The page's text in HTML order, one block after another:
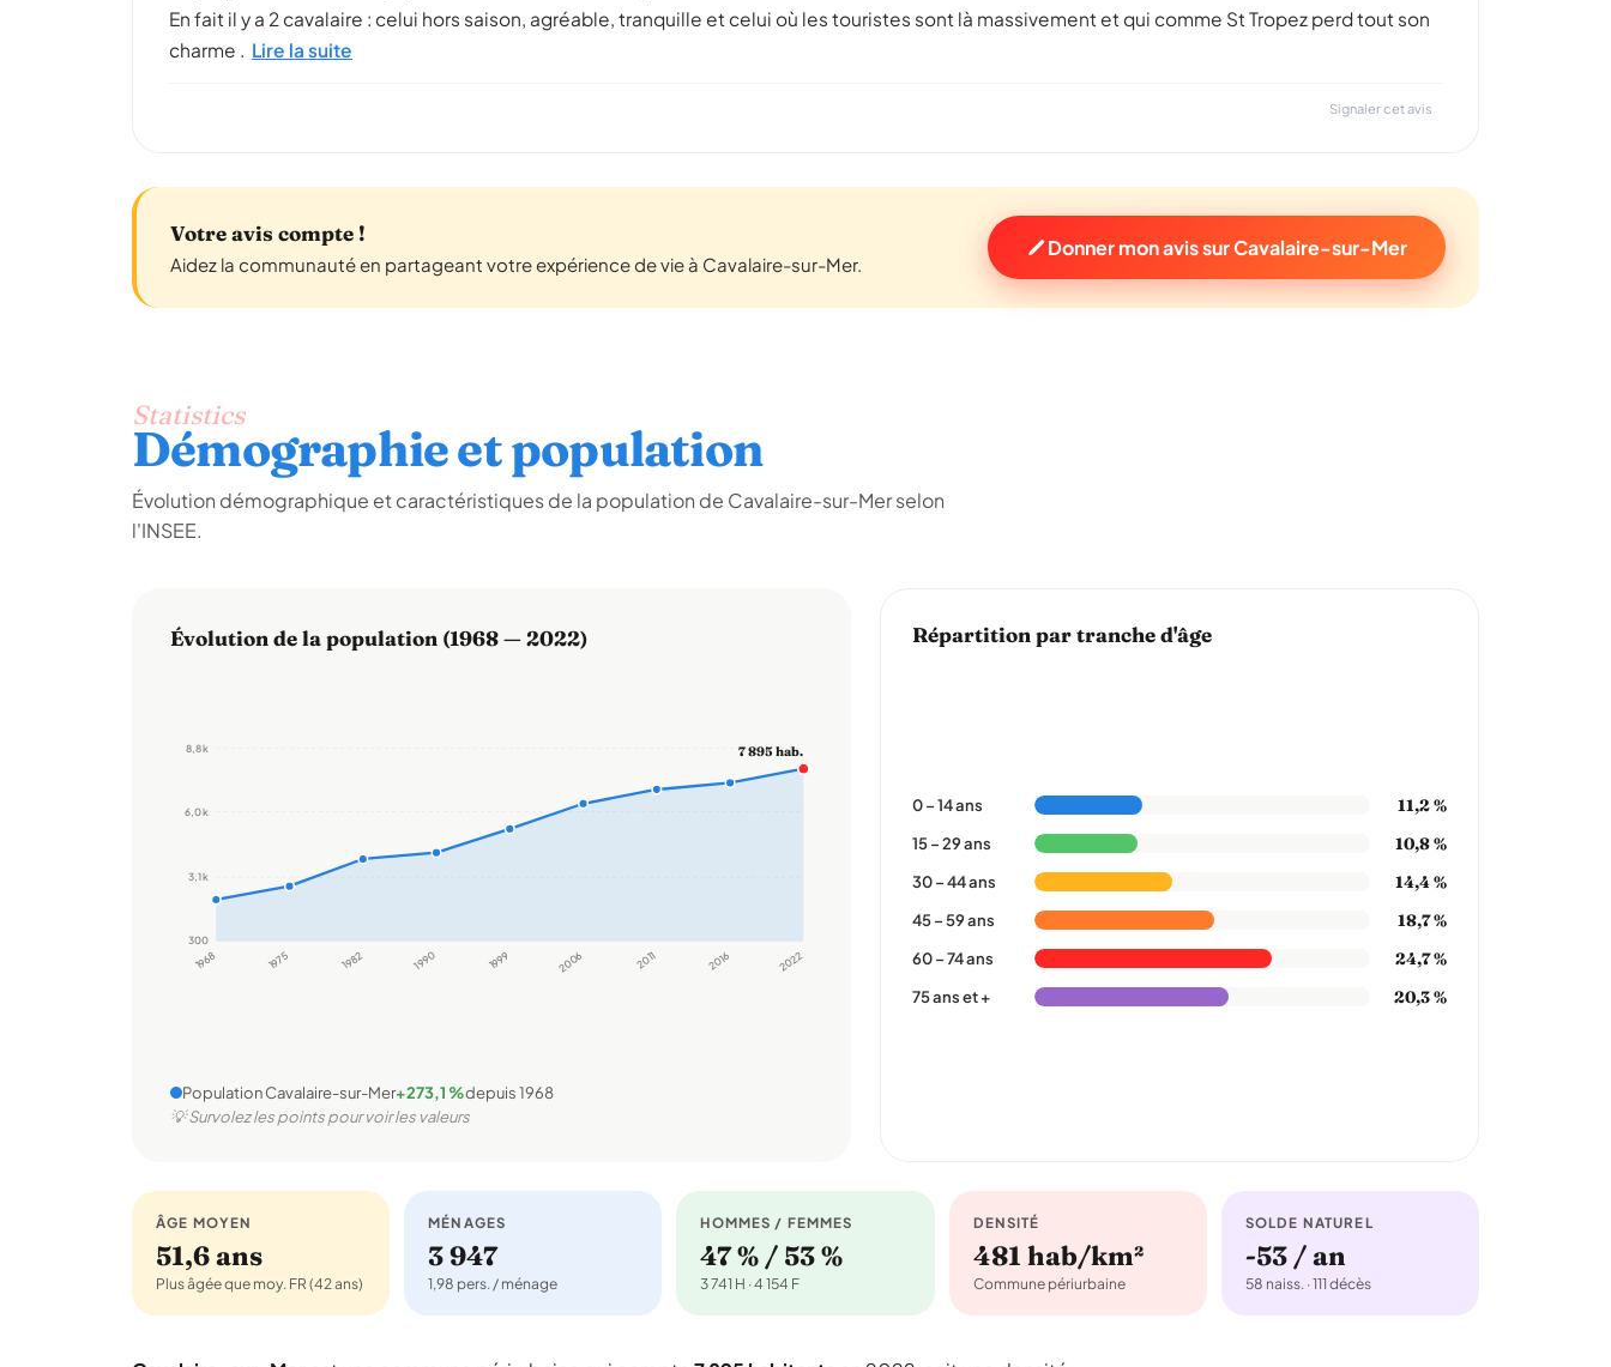
En fait il y a 2 cavalaire : celui hors saison, agréable, tranquille et celui où les touristes sont là massivement et qui comme St Tropez perd tout son
charme . Lire la suite
Signaler cet avis
Votre avis compte !
Aidez la communauté en partageant votre expérience de vie à Cavalaire-sur-Mer.
Donner mon avis sur Cavalaire-sur-Mer
Statistics
Démographie et population
Évolution démographique et caractéristiques de la population de Cavalaire-sur-Mer selon
l'INSEE.
Évolution de la population (1968 — 2022)
300
3,1 k
6,0 k
8,8 k
1968 1975 1982 1990 1999 2006 2011 2016 2022
7 895 hab.
Population Cavalaire-sur-Mer+273,1 %depuis 1968
💡 Survolez les points pour voir les valeurs
Répartition par tranche d'âge
0 – 14 ans 11,2 %
15 – 29 ans 10,8 %
30 – 44 ans 14,4 %
45 – 59 ans 18,7 %
60 – 74 ans 24,7 %
75 ans et + 20,3 %
ÂGE MOYEN
51,6 ans
Plus âgée que moy. FR (42 ans)
MÉNAGES
3 947
1,98 pers. / ménage
HOMMES / FEMMES
47 % / 53 %
3 741 H · 4 154 F
DENSITÉ
481 hab/km²
Commune périurbaine
SOLDE NATUREL
-53 / an
58 naiss. · 111 décès